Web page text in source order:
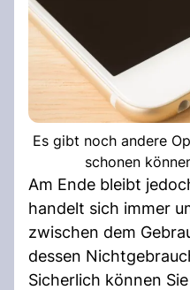
Es gibt noch andere
schonen
Am Ende bleibt
handelt sich immer
zwischen dem
dessen
Sicherlich können